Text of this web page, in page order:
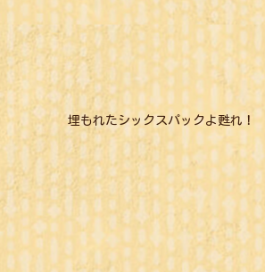
埋もれたシックスパックよ甦れ！